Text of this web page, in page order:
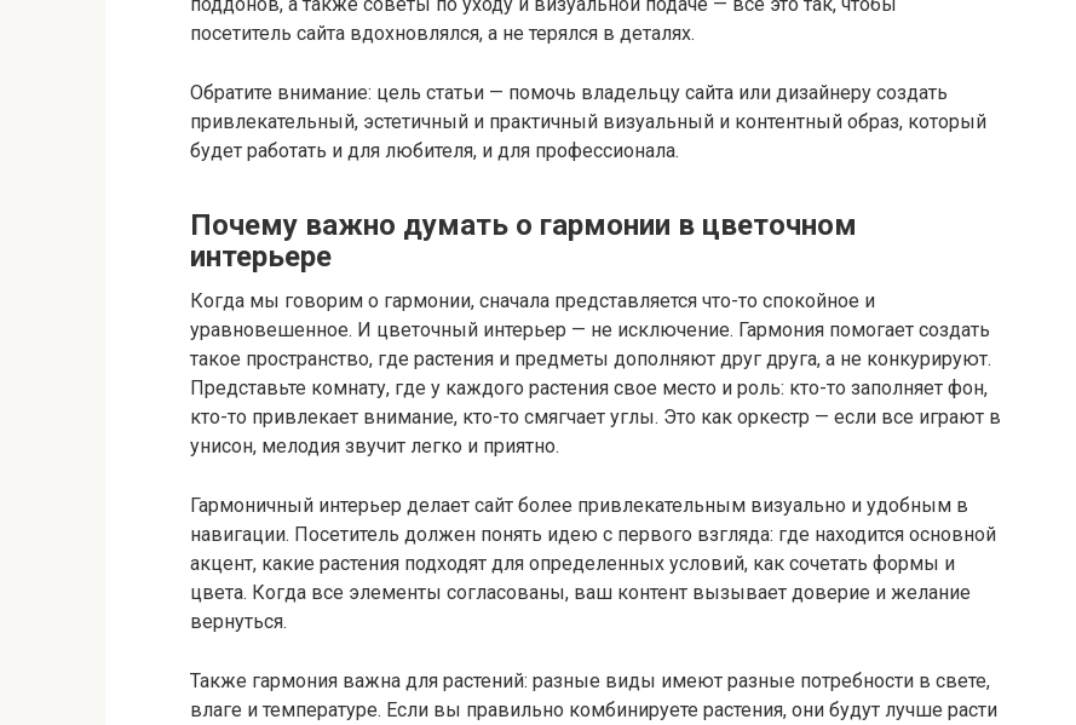
посетитель сайта вдохновлялся, а не терялся в деталях.
Обратите внимание: цель статьи — помочь владельцу сайта или дизайнеру создать
привлекательный, эстетичный и практичный визуальный и контентный образ, который
будет работать и для любителя, и для профессионала.
Почему важно думать о гармонии в цветочном
интерьере
Когда мы говорим о гармонии, сначала представляется что-то спокойное и
уравновешенное. И цветочный интерьер — не исключение. Гармония помогает создать
такое пространство, где растения и предметы дополняют друг друга, а не конкурируют.
Представьте комнату, где у каждого растения свое место и роль: кто-то заполняет фон,
кто-то привлекает внимание, кто-то смягчает углы. Это как оркестр — если все играют в
унисон, мелодия звучит легко и приятно.
Гармоничный интерьер делает сайт более привлекательным визуально и удобным в
навигации. Посетитель должен понять идею с первого взгляда: где находится основной
акцент, какие растения подходят для определенных условий, как сочетать формы и
цвета. Когда все элементы согласованы, ваш контент вызывает доверие и желание
вернуться.
Также гармония важна для растений: разные виды имеют разные потребности в свете,
влаге и температуре. Если вы правильно комбинируете растения, они будут лучше расти